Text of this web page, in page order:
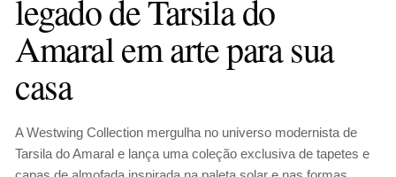
legado de Tarsila do
Amaral em arte para sua
casa
A Westwing Collection mergulha no universo modernista de
Tarsila do Amaral e lança uma coleção exclusiva de tapetes e